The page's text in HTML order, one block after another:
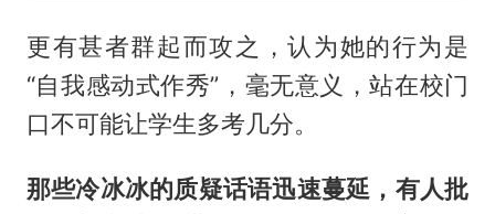
更有甚者群起而攻之，认为她的行为是
“自我感动式作秀”，毫无意义，站在校门
口不可能让学生多考几分。
那些冷冰冰的质疑话语迅速蔓延，有人批